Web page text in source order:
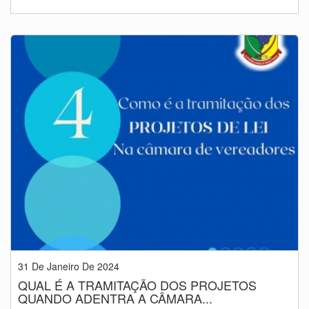
31 De Janeiro De 2024
QUAL É A TRAMITAÇÃO DOS PROJETOS
QUANDO ADENTRA A CÂMARA...